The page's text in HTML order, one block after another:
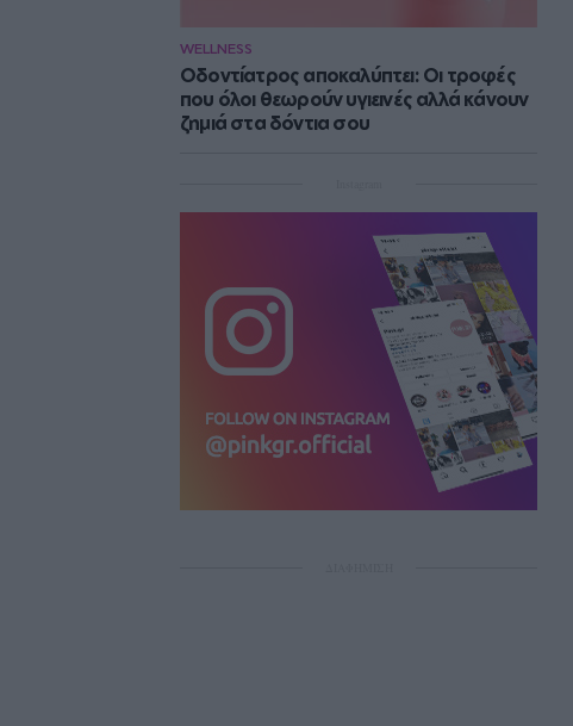
WELLNESS
Οδοντίατρος αποκαλύπτει: Οι τροφές
που όλοι θεωρούν υγιεινές αλλά κάνουν
ζημιά στα δόντια σου